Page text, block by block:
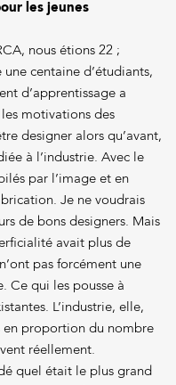
les jeunes
nous étions 22 ;
centaine d’étudiants,
d’apprentissage a
motivations des
designer alors qu’avant,
à l’industrie. Avec le
par l’image et en
Je ne voudrais
de bons designers. Mais
avait plus de
pas forcément une
Ce qui les pousse à
L’industrie, elle,
en proportion du nombre
réellement.
quel était le plus grand